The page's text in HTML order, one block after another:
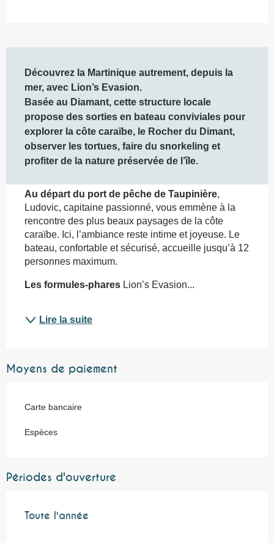
Découvrez la Martinique autrement, depuis la
mer, avec Lion’s Evasion.
Basée au Diamant, cette structure locale
propose des sorties en bateau conviviales pour
explorer la côte caraïbe, le Rocher du Dimant,
observer les tortues, faire du snorkeling et
profiter de la nature préservée de l’île.
Au départ du port de pêche de Taupinière,
Ludovic, capitaine passionné, vous emmène à la
rencontre des plus beaux paysages de la côte
caraïbe. Ici, l’ambiance reste intime et joyeuse. Le
bateau, confortable et sécurisé, accueille jusqu’à 12
personnes maximum.
Les formules-phares Lion’s Evasion...
Lire la suite
Moyens de paiement
Carte bancaire
Espèces
Périodes d'ouverture
Toute l'année
Toute l'année